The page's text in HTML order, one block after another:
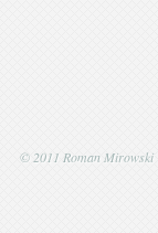
© 2011 Roman